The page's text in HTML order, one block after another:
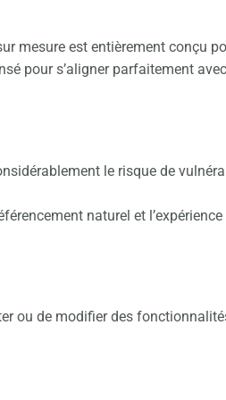
mesure est entièrement conçu
pour s’aligner parfaitement
le risque de
naturel et
ou de modifier des